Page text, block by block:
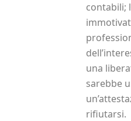
contabili;
una
sarebbe
rifiutarsi.